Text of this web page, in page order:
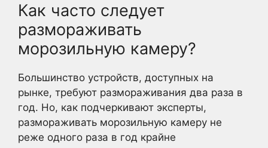
Как часто следует
размораживать
морозильную камеру?
Большинство устройств, доступных на
рынке, требуют размораживания два раза в
год. Но, как подчеркивают эксперты,
размораживать морозильную камеру не
реже одного раза в год крайне